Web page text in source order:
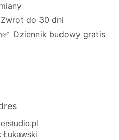
Zwrot do 30 dni
Dziennik budowy gratis
Łukawski